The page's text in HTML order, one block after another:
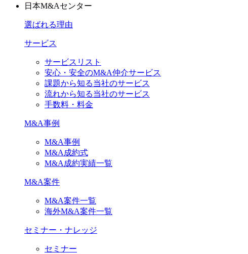
日本M&Aセンター
選ばれる理由
サービス
サービスリスト
安心・安全のM&A仲介サービス
課題から知る当社のサービス
流れから知る当社のサービス
手数料・料金
M&A事例
M&A事例
M&A成約式
M&A成約実績一覧
M&A案件
M&A案件一覧
海外M&A案件一覧
セミナー・ナレッジ
セミナー